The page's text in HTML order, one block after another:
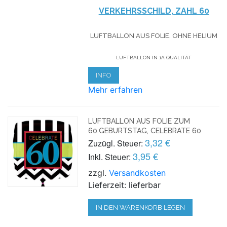
VERKEHRSSCHILD, ZAHL 60
LUFTBALLON AUS FOLIE, OHNE HELIUM
LUFTBALLON IN 1A QUALITÄT
INFO
Mehr erfahren
LUFTBALLON AUS FOLIE ZUM
60.GEBURTSTAG, CELEBRATE 60
Zuzügl. Steuer: 3,32 €
Inkl. Steuer: 3,95 €
zzgl.Versandkosten
Lieferzeit: lieferbar
IN DEN WARENKORB LEGEN